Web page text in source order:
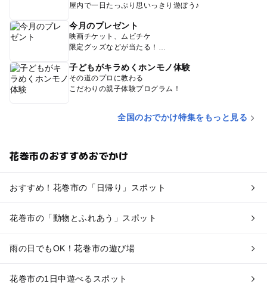
屋内で一日たっぷり思いっきり遊ぼう♪
今月のプレゼント
映画チケット、ムビチケ
限定グッズなどが当たる！
子どもがキラめくホンモノ体験
その道のプロに教わる
こだわりの親子体験プログラム！
全国のおでかけ特集をもっと見る
花巻市のおすすめおでかけ
おすすめ！花巻市の「日帰り」スポット
花巻市の「動物とふれあう」スポット
雨の日でもOK！花巻市の遊び場
花巻市の1日中遊べるスポット